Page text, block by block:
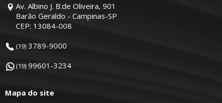
Av. Albino J. B.de Oliveira, 901
Barão Geraldo - Campinas-SP
CEP: 13084-008
(19) 3789-9000
(19) 99601-3234
Mapa do site